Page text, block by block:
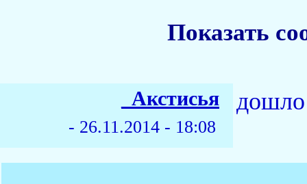
Показать
_Акстисья
- 26.11.2014 - 18:08
дошло